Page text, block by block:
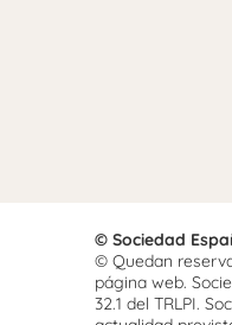
© Sociedad
© Quedan
página web.
32.1 del TRLPI.